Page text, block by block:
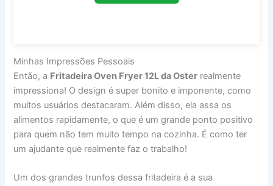
Minhas Impressões Pessoais
Então, a Fritadeira Oven Fryer 12L da Oster realmente
impressiona! O design é super bonito e imponente, como
muitos usuários destacaram. Além disso, ela assa os
alimentos rapidamente, o que é um grande ponto positivo
para quem não tem muito tempo na cozinha. É como ter
um ajudante que realmente faz o trabalho!
Um dos grandes trunfos dessa fritadeira é a sua